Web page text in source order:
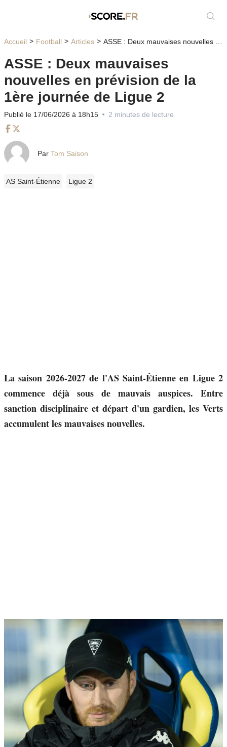
Accueil Football Articles ASSE : Deux mauvaises nouvelles en prévision de la 1ère journée de Ligue 2
ASSE : Deux mauvaises
nouvelles en prévision de la
1ère journée de Ligue 2
Publié le 17/06/2026 à 18h15 2 minutes de lecture
Par Tom Saison
AS Saint-Étienne Ligue 2
La saison 2026-2027 de l'AS Saint-Étienne en Ligue 2
commence déjà sous de mauvais auspices. Entre
sanction disciplinaire et départ d'un gardien, les Verts
accumulent les mauvaises nouvelles.